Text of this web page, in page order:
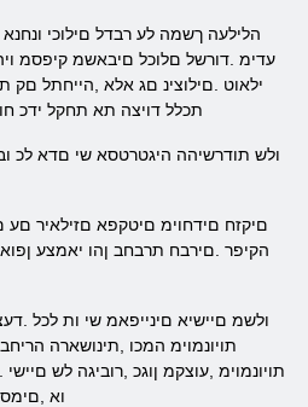
עדימ .דורשל םלוכל םיבאשמ קיפסמ
ילאוט .םילוצינ םג אלא ,הייחתל םק
תכלל דויצה תא תחקל ידכ
תויונמוימ המכו ,תינושארה
תויונמוימ ,עוצקמ ןוגכ ,רוביגה לש
וא